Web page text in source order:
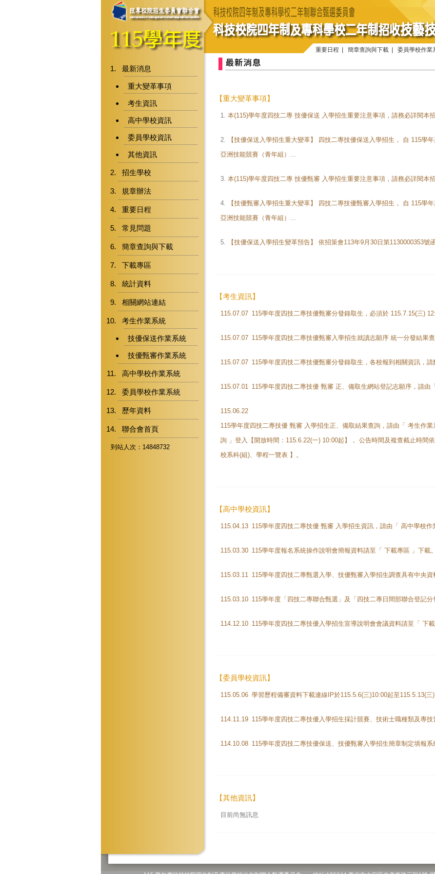
重要日程 簡章查詢與下載 委員學校作業
最新消息
重大變革事項
考生資訊
高中學校資訊
委員學校資訊
其他資訊
招生學校
規章辦法
重要日程
常見問題
簡章查詢與下載
下載專區
統計資料
相關網站連結
考生作業系統
技優保送作業系統
技優甄審作業系統
高中學校作業系統
委員學校作業系統
歷年資料
聯合會首頁
到站人次：14848732
【重大變革事項】
1. 本(115)學年度四技二專 技優保送 入學招生重要注意事項，請務必詳閱本
2.
【技優保送入學招生重大變革】 四技二專技優保送入學招生， 自 115學
亞洲技能競賽（青年組）...
3. 本(115)學年度四技二專 技優甄審 入學招生重要注意事項，請務必詳閱本
4.
【技優甄審入學招生重大變革】 四技二專技優甄審入學招生， 自 115學
亞洲技能競賽（青年組）...
5. 【技優保送入學招生變革預告】 依招策會113年9月30日第1130000353
【考生資訊】
115.07.07
115.07.07
115.07.07
115.07.01
115.06.22
115學年度四技二專技優 甄審 入學招生正、備取結果查詢，請由「 考生作
詢 」登入【開放時間：115.6.22(一) 10:00起】， 公告時間及複查截止時間
校系科(組)、學程一覽表 】。
【高中學校資訊】
115.04.13
115.03.30 115學年度報名系統操作說明會簡報資料請至「 下載專區 」下載。
115.03.11
115.03.10
114.12.10 115學年度四技二專技優入學招生宣導說明會會議資料請至「 下載
【委員學校資訊】
115.05.06
114.11.19
114.10.08
【其他資訊】
目前尚無訊息